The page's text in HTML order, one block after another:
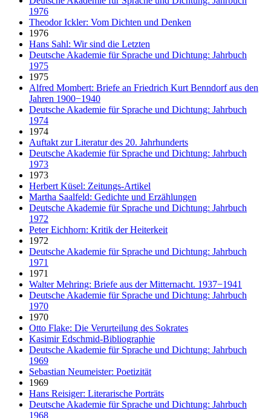
1976
Theodor Ickler: Vom Dichten und Denken
1976
Hans Sahl: Wir sind die Letzten
Deutsche Akademie für Sprache und Dichtung: Jahrbuch
1975
1975
Alfred Mombert: Briefe an Friedrich Kurt Benndorf aus den
Jahren 1900−1940
Deutsche Akademie für Sprache und Dichtung: Jahrbuch
1974
1974
Auftakt zur Literatur des 20. Jahrhunderts
Deutsche Akademie für Sprache und Dichtung: Jahrbuch
1973
1973
Herbert Küsel: Zeitungs-Artikel
Martha Saalfeld: Gedichte und Erzählungen
Deutsche Akademie für Sprache und Dichtung: Jahrbuch
1972
Peter Eichhorn: Kritik der Heiterkeit
1972
Deutsche Akademie für Sprache und Dichtung: Jahrbuch
1971
1971
Walter Mehring: Briefe aus der Mitternacht. 1937−1941
Deutsche Akademie für Sprache und Dichtung: Jahrbuch
1970
1970
Otto Flake: Die Verurteilung des Sokrates
Kasimir Edschmid-Bibliographie
Deutsche Akademie für Sprache und Dichtung: Jahrbuch
1969
Sebastian Neumeister: Poetizität
1969
Hans Reisiger: Literarische Porträts
Deutsche Akademie für Sprache und Dichtung: Jahrbuch
1968